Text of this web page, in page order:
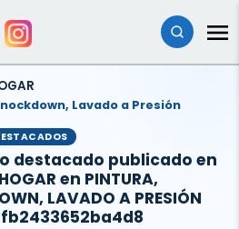
Lavado a Presión
destacado publicado en
en PINTURA,
LAVADO A PRESIÓN